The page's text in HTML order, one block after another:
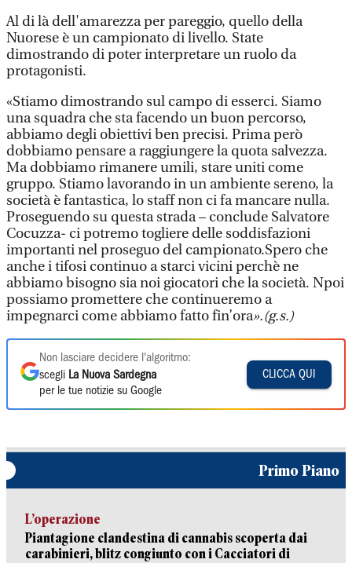
Al di là dell'amarezza per pareggio, quello della
Nuorese è un campionato di livello. State
dimostrando di poter interpretare un ruolo da
protagonisti.
«Stiamo dimostrando sul campo di esserci. Siamo
una squadra che sta facendo un buon percorso,
abbiamo degli obiettivi ben precisi. Prima però
dobbiamo pensare a raggiungere la quota salvezza.
Ma dobbiamo rimanere umili, stare uniti come
gruppo. Stiamo lavorando in un ambiente sereno, la
società è fantastica, lo staff non ci fa mancare nulla.
Proseguendo su questa strada – conclude Salvatore
Cocuzza- ci potremo togliere delle soddisfazioni
importanti nel proseguo del campionato.Spero che
anche i tifosi continuo a starci vicini perchè ne
abbiamo bisogno sia noi giocatori che la società. Npoi
possiamo promettere che continueremo a
impegnarci come abbiamo fatto fin’ora».(g.s.)
Non lasciare decidere l'algoritmo:
scegli La Nuova Sardegna
per le tue notizie su Google
CLICCA QUI
Primo Piano
L’operazione
Piantagione clandestina di cannabis scoperta dai
carabinieri, blitz congiunto con i Cacciatori di